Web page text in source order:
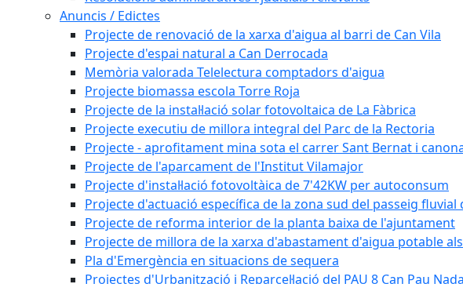
Anuncis / Edictes
Projecte de renovació de la xarxa d'aigua al barri de Can Vila
Projecte d'espai natural a Can Derrocada
Memòria valorada Telelectura comptadors d'aigua
Projecte biomassa escola Torre Roja
Projecte de la instal·lació solar fotovoltaica de La Fàbrica
Projecte executiu de millora integral del Parc de la Rectoria
Projecte - aprofitament mina sota el carrer Sant Bernat i
Projecte de l'aparcament de l'Institut Vilamajor
Projecte d'instal·lació fotovoltàica de 7'42KW per autoconsum
Projecte d'actuació específica de la zona sud del passeig
Projecte de reforma interior de la planta baixa de l'ajuntament
Projecte de millora de la xarxa d'abastament d'aigua potable
Pla d'Emergència en situacions de sequera
Projectes d'Urbanització i Reparcel·lació del PAU 8 Can Pau